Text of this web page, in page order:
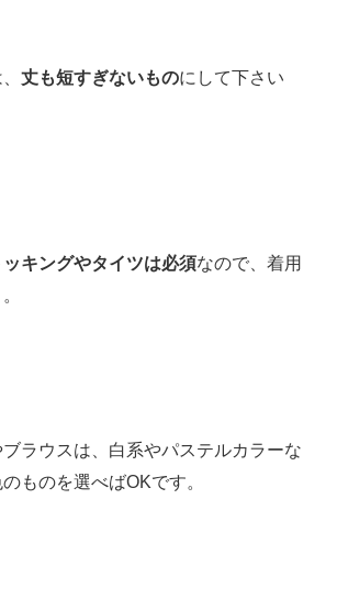
、丈も短すぎないものにして下さい
キングやタイツは必須なので、着用
ラウスは、白系やパステルカラーな
ものを選べばOKです。